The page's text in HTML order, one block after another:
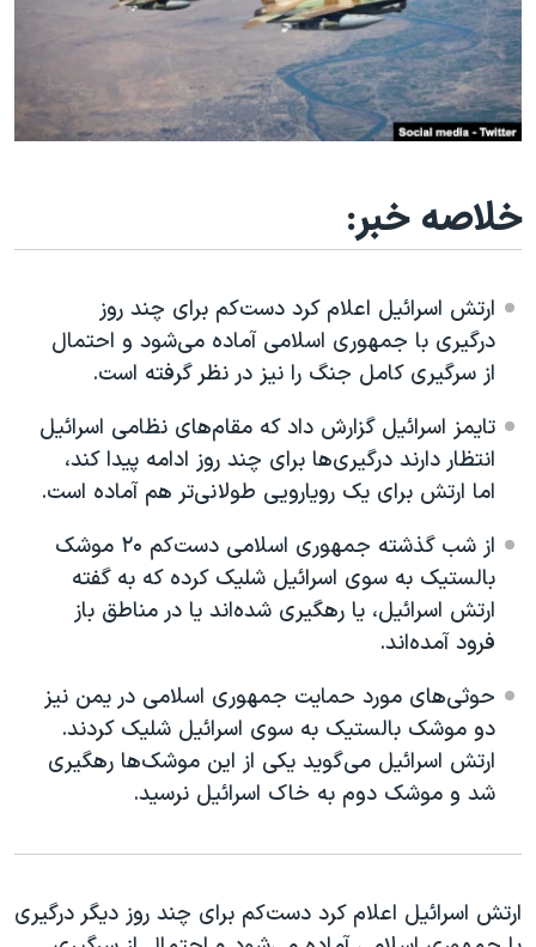
علم و فناوری
اسرائیل در جنگ
گالری عکس
آرشیو پخش زنده
رمز مهسا
ورزش زنان در ایران
اعتراضات زن، زندگی، آزادی
مجموعه مستندهای دادخواهی
دادگاه حمید نوری
قانون شفافیت دارائی کادر رهبری ایران
اعتراضات مردمی آبان ۹۸
نرگس محمدی برنده جایزه نوبل صلح
همایش محافظه‌کاران آمریکا «سی‌پک»
صفحه‌های ویژه
سفر پرزیدنت ترامپ به چین
زبانهای مختلف
خلاصه خبر:
ارتش اسرائیل اعلام کرد دست‌کم برای چند روز
درگیری با جمهوری اسلامی آماده می‌شود و احتمال
از سرگیری کامل جنگ را نیز در نظر گرفته است.
تایمز اسرائیل گزارش داد که مقام‌های نظامی اسرائیل
انتظار دارند درگیری‌ها برای چند روز ادامه پیدا کند،
اما ارتش برای یک رویارویی طولانی‌تر هم آماده است.
از شب گذشته جمهوری اسلامی دست‌کم ۲۰ موشک
بالستیک به سوی اسرائیل شلیک کرده که به گفته
ارتش اسرائیل، یا رهگیری شده‌اند یا در مناطق باز
فرود آمده‌اند.
حوثی‌های مورد حمایت جمهوری اسلامی در یمن نیز
دو موشک بالستیک به سوی اسرائیل شلیک کردند.
ارتش اسرائیل می‌گوید یکی از این موشک‌ها رهگیری
شد و موشک دوم به خاک اسرائیل نرسید.
ارتش اسرائیل اعلام کرد دست‌کم برای چند روز دیگر درگیری